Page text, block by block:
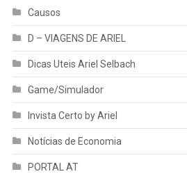
Causos
D – VIAGENS DE ARIEL
Dicas Uteis Ariel Selbach
Game/Simulador
Invista Certo by Ariel
Notícias de Economia
PORTAL AT